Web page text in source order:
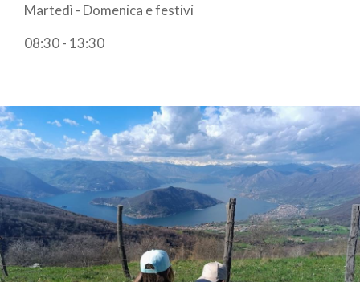
Martedì - Domenica e festivi
08:30 - 13:30